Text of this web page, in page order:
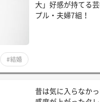
大」好感が持てる
プル・夫婦7組！
#結婚
昔は気に入らなか